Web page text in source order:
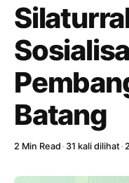
Batang
2 Min Read • 31 kali dilihat•